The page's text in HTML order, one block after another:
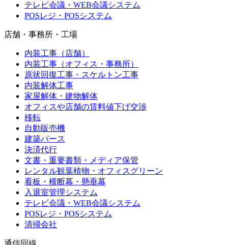
テレビ会議・WEB会議システム
POSレジ・POSシステム
店舗・事務所・工場
内装工事（店舗）
内装工事（オフィス・事務所）
原状回復工事・スケルトン工事
内装解体工事
家屋解体・建物解体
オフィスや店舗の賃料値下げ交渉
移転
自動販売機
建築パース
決済代行
文書・重要書類・メディア保管
レンタル観葉植物・オフィスグリーン
看板・横断幕・懸垂幕
入退室管理システム
テレビ会議・WEB会議システム
POSレジ・POSシステム
清掃会社
通信回線